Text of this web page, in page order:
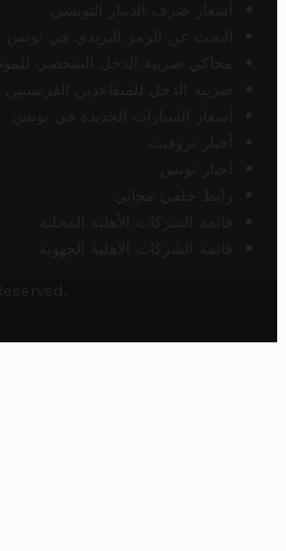
أسعار صرف الدينار التونسي
البحث عن الرمز البريدي في تونس
محاكي ضريبة الدخل الشخصي
ضريبة الدخل للمتقاعدين
أسعار السيارات الجديدة في تونس
أخبار تروفيت
أخبار تونس
رابط خلفي مجاني
قائمة الشركات الأهلية المحلية
قائمة الشركات الأهلية الجهوية